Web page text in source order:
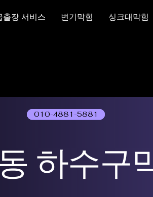
장 서비스 변기막힘 싱크대막힘
01077786631
하수구
010-4881-5881